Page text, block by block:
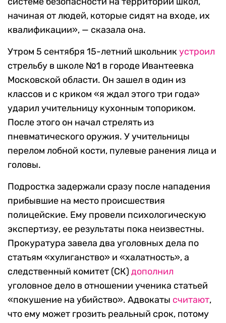
начиная от людей, которые сидят на входе, их
квалификации», — сказала она.
Утром 5 сентября 15-летний школьникустроил
стрельбу в школе №1 в городе Ивантеевка
Московской области. Он зашел в один из
классов и с криком «я ждал этого три года»
ударил учительницу кухонным топориком.
После этого он начал стрелять из
пневматического оружия. У учительницы
перелом лобной кости, пулевые ранения лица и
головы.
Подростка задержали сразу после нападения
прибывшие на место происшествия
полицейские. Ему провели психологическую
экспертизу, ее результаты пока неизвестны.
Прокуратура завела два уголовных дела по
статьям «хулиганство» и «халатность», а
следственный комитет (СК) дополнил
уголовное дело в отношении ученика статьей
«покушение на убийство». Адвокаты считают,
что ему может грозить реальный срок, потому